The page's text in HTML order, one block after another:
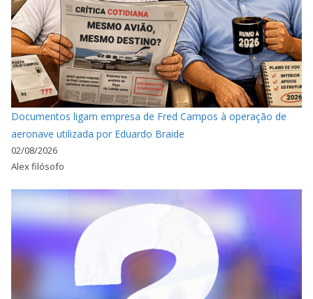
Documentos ligam empresa de Fred Campos à operação de
aeronave utilizada por Eduardo Braide
02/08/2026
Alex filósofo